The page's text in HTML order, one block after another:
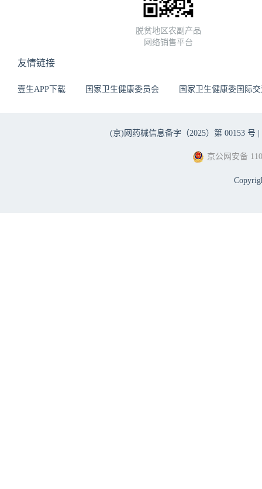
脱贫地区农副产品
网络销售平台
友情链接
壹生APP下载 国家卫生健康委员会 国家卫生健康委国际
(京)网药械信息备字（2025）第 00153 号 |
京公网安备